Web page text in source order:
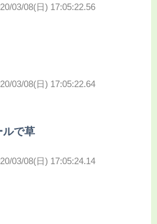
03/08(日) 17:05:22.56
03/08(日) 17:05:22.64
ルで草
03/08(日) 17:05:24.14